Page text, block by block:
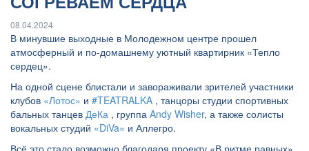
08.04.2024
В минувшие выходные в Молодежном центре прошел
атмосферный и по-домашнему уютный квартирник «Тепло
сердец».
На одной сцене блистали и завораживали зрителей участники
клубов «Лотос» и #TEATRALKA , танцоры студии спортивных
бальных танцев ДеКа , группа Andy Wisher, а также солисты
вокальных студий «DiVa» и Аллегро.
Всё это стало возможно благодаря проекту «В ритме равных»,